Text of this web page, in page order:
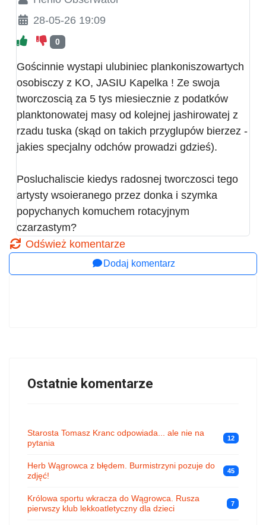
28-05-26 19:09
0
Gościnnie wystapi ulubiniec plankoniszowartych
osobisczy z KO, JASIU Kapelka ! Ze swoja
tworczoscią za 5 tys miesiecznie z podatków
planktonowatej masy od kolejnej jashirowatej z
rzadu tuska (skąd on takich przyglupów bierzez -
jakies specjalny odchów prowadzi gdzieś).
Posluchaliscie kiedys radosnej tworczosci tego
artysty wsoieranego przez donka i szymka
popychanych komuchem rotacyjnym
czarzastym?
Odśwież komentarze
Dodaj komentarz
Ostatnie komentarze
Starosta Tomasz Kranc odpowiada... ale nie na
pytania
12
Herb Wągrowca z błędem. Burmistrzyni pozuje do
zdjęć!
45
Królowa sportu wkracza do Wągrowca. Rusza
pierwszy klub lekkoatletyczny dla dzieci
7